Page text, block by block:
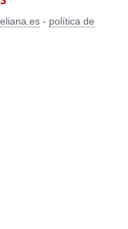
- política de